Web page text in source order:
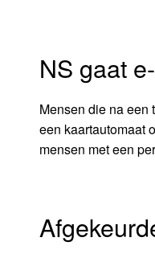
NS gaat
Mensen die na een
een kaartautomaat
mensen met een